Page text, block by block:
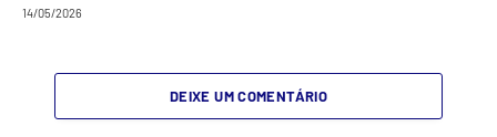
14/05/2026
DEIXE UM COMENTÁRIO